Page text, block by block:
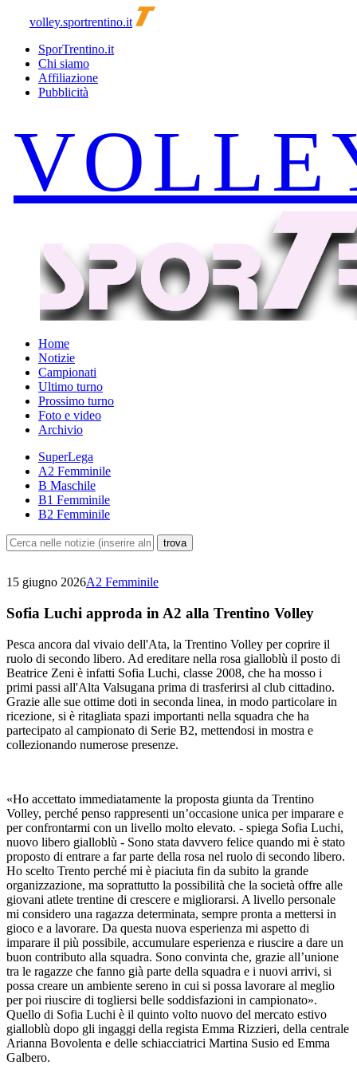
volley.sportrentino.it
SporTrentino.it
Chi siamo
Affiliazione
Pubblicità
Home
Notizie
Campionati
Ultimo turno
Prossimo turno
Foto e video
Archivio
SuperLega
A2 Femminile
B Maschile
B1 Femminile
B2 Femminile
15 giugno 2026A2 Femminile
Sofia Luchi approda in A2 alla Trentino Volley
Pesca ancora dal vivaio dell'Ata, la Trentino Volley per coprire il
ruolo di secondo libero. Ad ereditare nella rosa gialloblù il posto di
Beatrice Zeni è infatti Sofia Luchi, classe 2008, che ha mosso i
primi passi all'Alta Valsugana prima di trasferirsi al club cittadino.
Grazie alle sue ottime doti in seconda linea, in modo particolare in
ricezione, si è ritagliata spazi importanti nella squadra che ha
partecipato al campionato di Serie B2, mettendosi in mostra e
collezionando numerose presenze.
«Ho accettato immediatamente la proposta giunta da Trentino
Volley, perché penso rappresenti un’occasione unica per imparare e
per confrontarmi con un livello molto elevato. - spiega Sofia Luchi,
nuovo libero gialloblù - Sono stata davvero felice quando mi è stato
proposto di entrare a far parte della rosa nel ruolo di secondo libero.
Ho scelto Trento perché mi è piaciuta fin da subito la grande
organizzazione, ma soprattutto la possibilità che la società offre alle
giovani atlete trentine di crescere e migliorarsi. A livello personale
mi considero una ragazza determinata, sempre pronta a mettersi in
gioco e a lavorare. Da questa nuova esperienza mi aspetto di
imparare il più possibile, accumulare esperienza e riuscire a dare un
buon contributo alla squadra. Sono convinta che, grazie all’unione
tra le ragazze che fanno già parte della squadra e i nuovi arrivi, si
possa creare un ambiente sereno in cui si possa lavorare al meglio
per poi riuscire di togliersi belle soddisfazioni in campionato».
Quello di Sofia Luchi è il quinto volto nuovo del mercato estivo
gialloblù dopo gli ingaggi della regista Emma Rizzieri, della centrale
Arianna Bovolenta e delle schiacciatrici Martina Susio ed Emma
Galbero.